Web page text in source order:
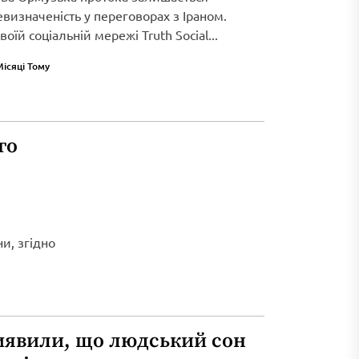
у переговорах з Іраном.
соціальній мережі Truth Social...
Тому
згідно
що людський сон